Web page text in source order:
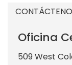
Oficina
509 West